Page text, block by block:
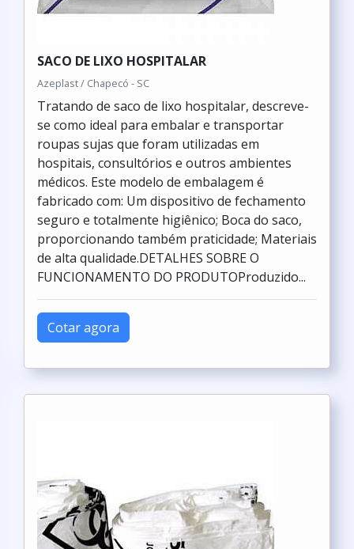
SACO DE LIXO HOSPITALAR
Azeplast / Chapecó - SC
Tratando de saco de lixo hospitalar, descreve-
se como ideal para embalar e transportar
roupas sujas que foram utilizadas em
hospitais, consultórios e outros ambientes
médicos. Este modelo de embalagem é
fabricado com: Um dispositivo de fechamento
seguro e totalmente higiênico; Boca do saco,
proporcionando também praticidade; Materiais
de alta qualidade.DETALHES SOBRE O
FUNCIONAMENTO DO PRODUTOProduzido...
Cotar agora